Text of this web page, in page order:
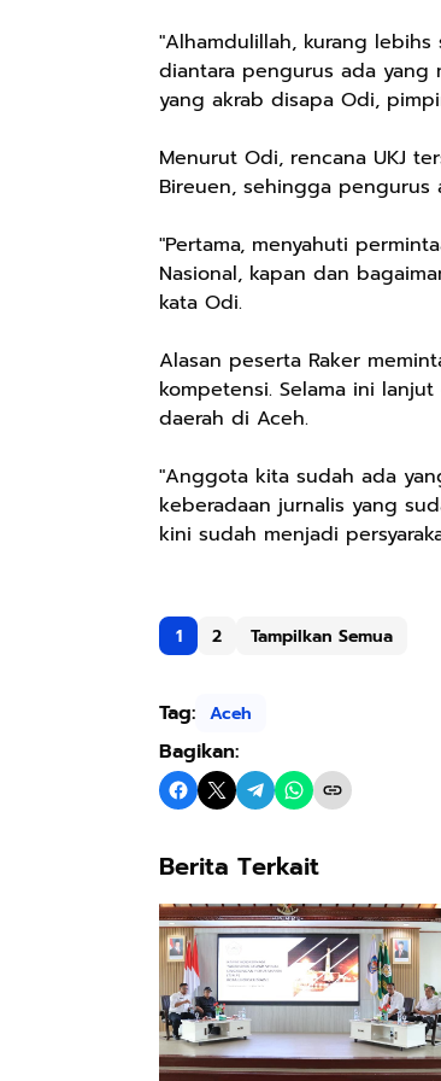
"Alhamdulillah, kurang lebihs
diantara pengurus ada yang
yang akrab disapa Odi,
Menurut Odi, rencana UKJ
Bireuen, sehingga pengurus
"Pertama, menyahuti
Nasional, kapan dan
kata Odi.
Alasan peserta Raker
kompetensi. Selama ini
daerah di Aceh.
"Anggota kita sudah ada
keberadaan jurnalis yang
kini sudah menjadi
1 2 Tampilkan Semua
Tag: Aceh
Bagikan:
Berita Terkait